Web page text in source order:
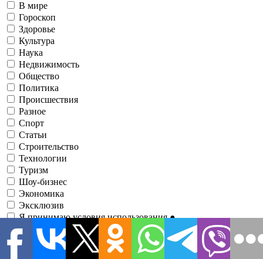
В мире
Гороскоп
Здоровье
Культура
Наука
Недвижимость
Общество
Политика
Происшествия
Разное
Спорт
Статьи
Строительство
Технологии
Туризм
Шоу-бизнес
Экономика
Эксклюзив
Я принимаю условия использования●
Зарегистрировавшись, вы соглашаетесь с нашимиУсловиями
использования
и соглашаетесь с тем, что информационно-
аналитический портал1RRE может иногда связываться с вами